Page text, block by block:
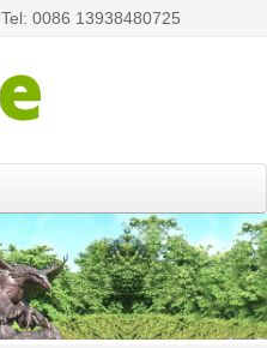
Tel: 0086 13938480725